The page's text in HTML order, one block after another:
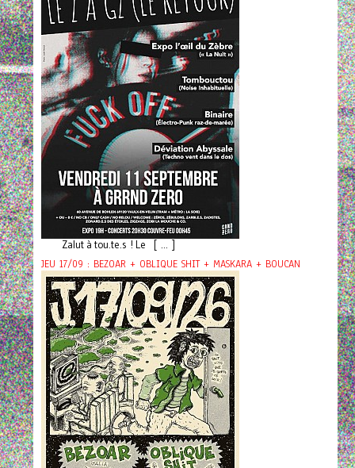
Zalut à tou.te.s ! Le [ ... ]
JEU 17/09 : BEZOAR + OBLIQUE SHIT + MASKARA + BOUCAN